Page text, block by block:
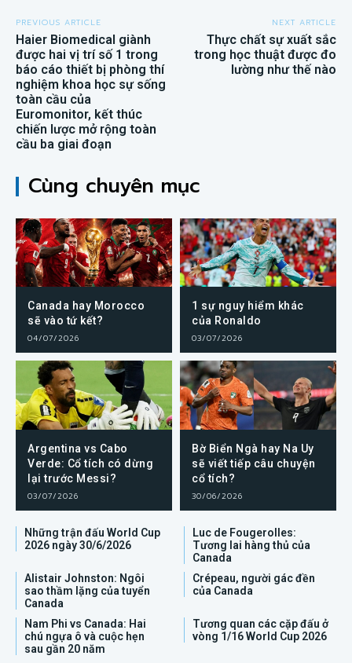
PREVIOUS ARTICLE
Haier Biomedical giành
được hai vị trí số 1 trong
báo cáo thiết bị phòng thí
nghiệm khoa học sự sống
toàn cầu của
Euromonitor, kết thúc
chiến lược mở rộng toàn
cầu ba giai đoạn
NEXT ARTICLE
Thực chất sự xuất sắc
trong học thuật được đo
lường như thế nào
Cùng chuyên mục
Canada hay Morocco
sẽ vào tứ kết?
04/07/2026
1 sự nguy hiểm khác
của Ronaldo
03/07/2026
Argentina vs Cabo
Verde: Cổ tích có dừng
lại trước Messi?
03/07/2026
Bờ Biển Ngà hay Na Uy
sẽ viết tiếp câu chuyện
cổ tích?
30/06/2026
Những trận đấu World Cup
2026 ngày 30/6/2026
Luc de Fougerolles:
Tương lai hàng thủ của
Canada
Alistair Johnston: Ngôi
sao thầm lặng của tuyển
Canada
Crépeau, người gác đền
của Canada
Nam Phi vs Canada: Hai
chú ngựa ô và cuộc hẹn
sau gần 20 năm
Tương quan các cặp đấu ở
vòng 1/16 World Cup 2026